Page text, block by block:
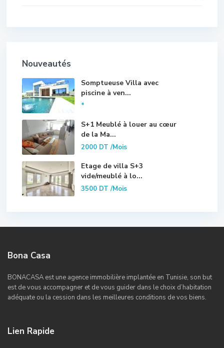
Nouveautés
Somptueuse Villa avec
piscine à ven...
*
S+1 Meublé à louer au cœur
de la Ma...
2000 DT/Mois
Etage de villa S+3
vide/meublé à lo...
3500 DT/Mois
Bona Casa
BONACASA est une agence immobilière implantée en Tunisie, son but
est de vous accompagner et de vous guider dans le choix d’habitation
adéquate ou la cession dans les meilleures conditions de vos biens.
Lien Rapide